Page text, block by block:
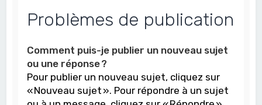
Problèmes de publication
Comment puis-je publier un nouveau sujet
ou une réponse ?
Pour publier un nouveau sujet, cliquez sur
« Nouveau sujet ». Pour répondre à un sujet